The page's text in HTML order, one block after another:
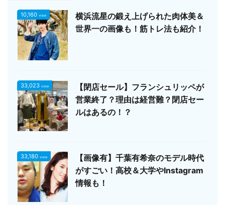
10,160 view
横浜流星の鍛え上げられた肉体美＆
世界一の画像も！筋トレ法も紹介！
33,023 view
【閉店セール】フランシュリッペが
営業終了？理由は経営難？閉店セー
ルはあるの！？
33,180 view
【画像有】千葉有希奈のモデル時代
がすごい！高校＆大学やInstagram
情報も！